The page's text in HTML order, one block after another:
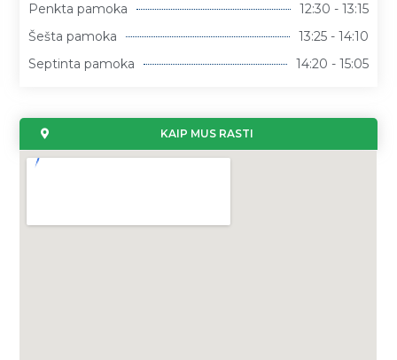
Penkta pamoka
12:30 - 13:15
Šešta pamoka
13:25 - 14:10
Septinta pamoka
14:20 - 15:05
KAIP MUS RASTI